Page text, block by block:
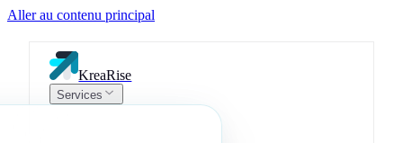
Aller au contenu principal
KreaRise
Services